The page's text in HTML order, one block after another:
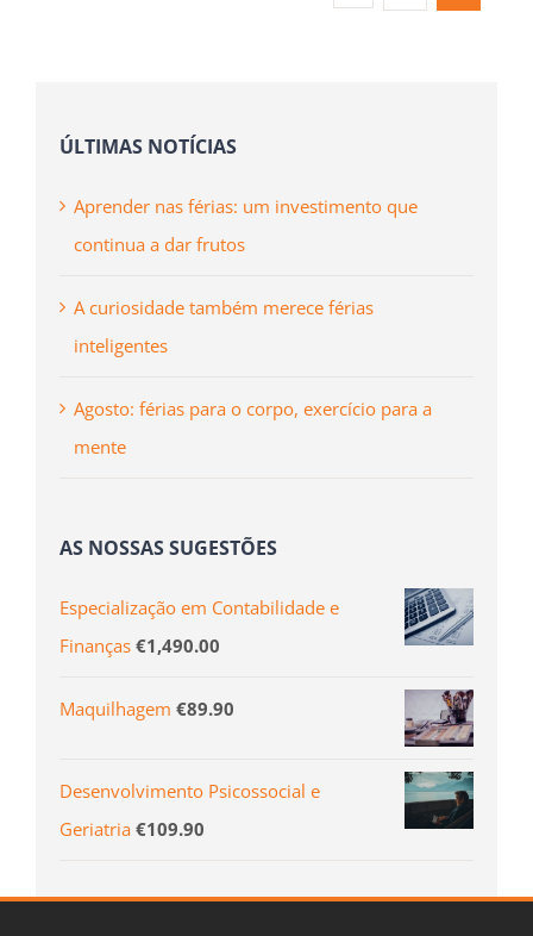
ÚLTIMAS NOTÍCIAS
Aprender nas férias: um investimento que
continua a dar frutos
A curiosidade também merece férias
inteligentes
Agosto: férias para o corpo, exercício para a
mente
AS NOSSAS SUGESTÕES
Especialização em Contabilidade e
Finanças €1,490.00
Maquilhagem €89.90
Desenvolvimento Psicossocial e
Geriatria €109.90